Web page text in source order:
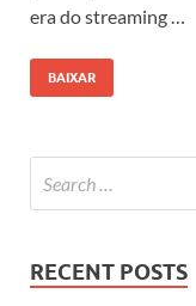
era do streaming …
BAIXAR
RECENT POSTS